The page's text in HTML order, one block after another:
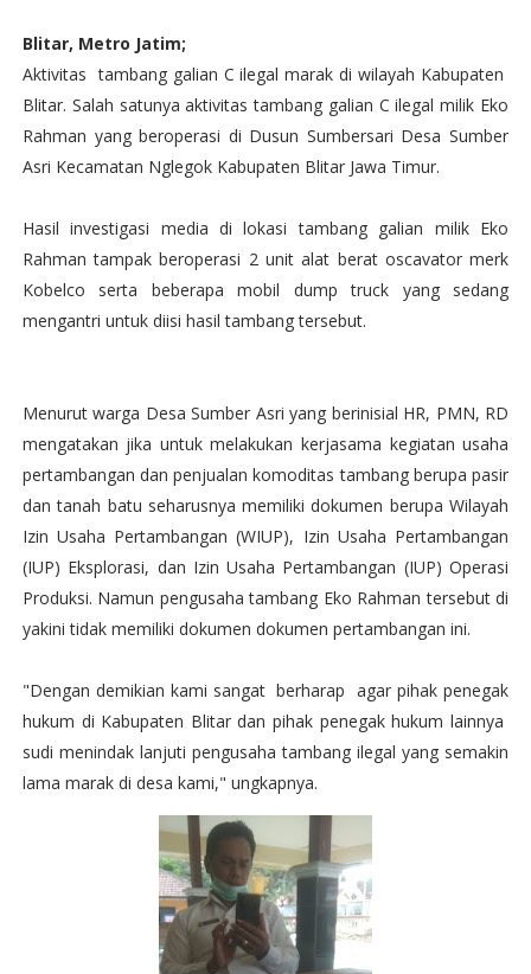
Blitar, Metro Jatim;
Aktivitas tambang galian C ilegal marak di wilayah Kabupaten
Blitar. Salah satunya aktivitas tambang galian C ilegal milik Eko
Rahman yang beroperasi di Dusun Sumbersari Desa Sumber
Asri Kecamatan Nglegok Kabupaten Blitar Jawa Timur.
Hasil investigasi media di lokasi tambang galian milik Eko
Rahman tampak beroperasi 2 unit alat berat oscavator merk
Kobelco serta beberapa mobil dump truck yang sedang
mengantri untuk diisi hasil tambang tersebut.
Menurut warga Desa Sumber Asri yang berinisial HR, PMN, RD
mengatakan jika untuk melakukan kerjasama kegiatan usaha
pertambangan dan penjualan komoditas tambang berupa pasir
dan tanah batu seharusnya memiliki dokumen berupa Wilayah
Izin Usaha Pertambangan (WIUP), Izin Usaha Pertambangan
(IUP) Eksplorasi, dan Izin Usaha Pertambangan (IUP) Operasi
Produksi. Namun pengusaha tambang Eko Rahman tersebut di
yakini tidak memiliki dokumen dokumen pertambangan ini.
"Dengan demikian kami sangat berharap agar pihak penegak
hukum di Kabupaten Blitar dan pihak penegak hukum lainnya
sudi menindak lanjuti pengusaha tambang ilegal yang semakin
lama marak di desa kami," ungkapnya.